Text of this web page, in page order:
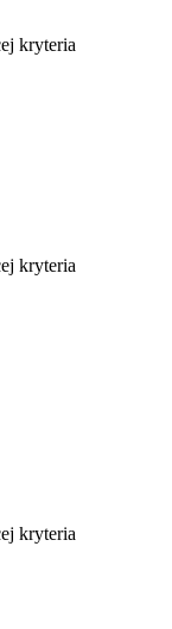
kryteria
kryteria
kryteria